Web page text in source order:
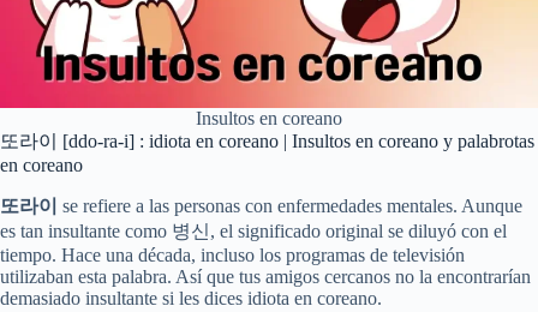
Insultos en coreano
또라이 [ddo-ra-i] : idiota en coreano | Insultos en coreano y palabrotas
en coreano
또라이 se refiere a las personas con enfermedades mentales. Aunque
es tan insultante como 병신, el significado original se diluyó con el
tiempo. Hace una década, incluso los programas de televisión
utilizaban esta palabra. Así que tus amigos cercanos no la encontrarían
demasiado insultante si les dices idiota en coreano.